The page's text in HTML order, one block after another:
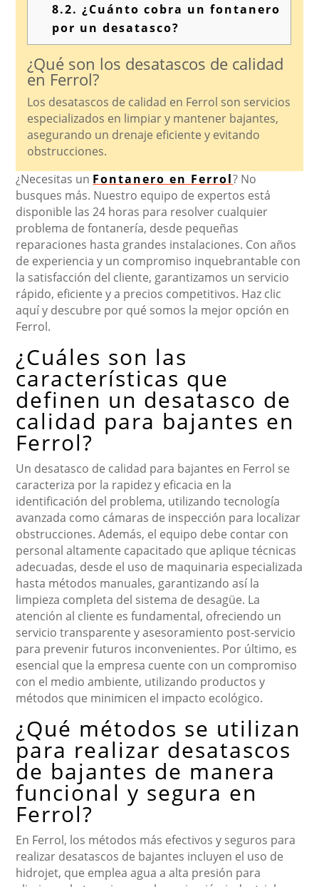
8.2. ¿Cuánto cobra un fontanero
por un desatasco?
¿Qué son los desatascos de calidad
en Ferrol?
Los desatascos de calidad en Ferrol son servicios
especializados en limpiar y mantener bajantes,
asegurando un drenaje eficiente y evitando
obstrucciones.
¿Necesitas un Fontanero en Ferrol? No
busques más. Nuestro equipo de expertos está
disponible las 24 horas para resolver cualquier
problema de fontanería, desde pequeñas
reparaciones hasta grandes instalaciones. Con años
de experiencia y un compromiso inquebrantable con
la satisfacción del cliente, garantizamos un servicio
rápido, eficiente y a precios competitivos. Haz clic
aquí y descubre por qué somos la mejor opción en
Ferrol.
¿Cuáles son las
características que
definen un desatasco de
calidad para bajantes en
Ferrol?
Un desatasco de calidad para bajantes en Ferrol se
caracteriza por la rapidez y eficacia en la
identificación del problema, utilizando tecnología
avanzada como cámaras de inspección para localizar
obstrucciones. Además, el equipo debe contar con
personal altamente capacitado que aplique técnicas
adecuadas, desde el uso de maquinaria especializada
hasta métodos manuales, garantizando así la
limpieza completa del sistema de desagüe. La
atención al cliente es fundamental, ofreciendo un
servicio transparente y asesoramiento post-servicio
para prevenir futuros inconvenientes. Por último, es
esencial que la empresa cuente con un compromiso
con el medio ambiente, utilizando productos y
métodos que minimicen el impacto ecológico.
¿Qué métodos se utilizan
para realizar desatascos
de bajantes de manera
funcional y segura en
Ferrol?
En Ferrol, los métodos más efectivos y seguros para
realizar desatascos de bajantes incluyen el uso de
hidrojet, que emplea agua a alta presión para